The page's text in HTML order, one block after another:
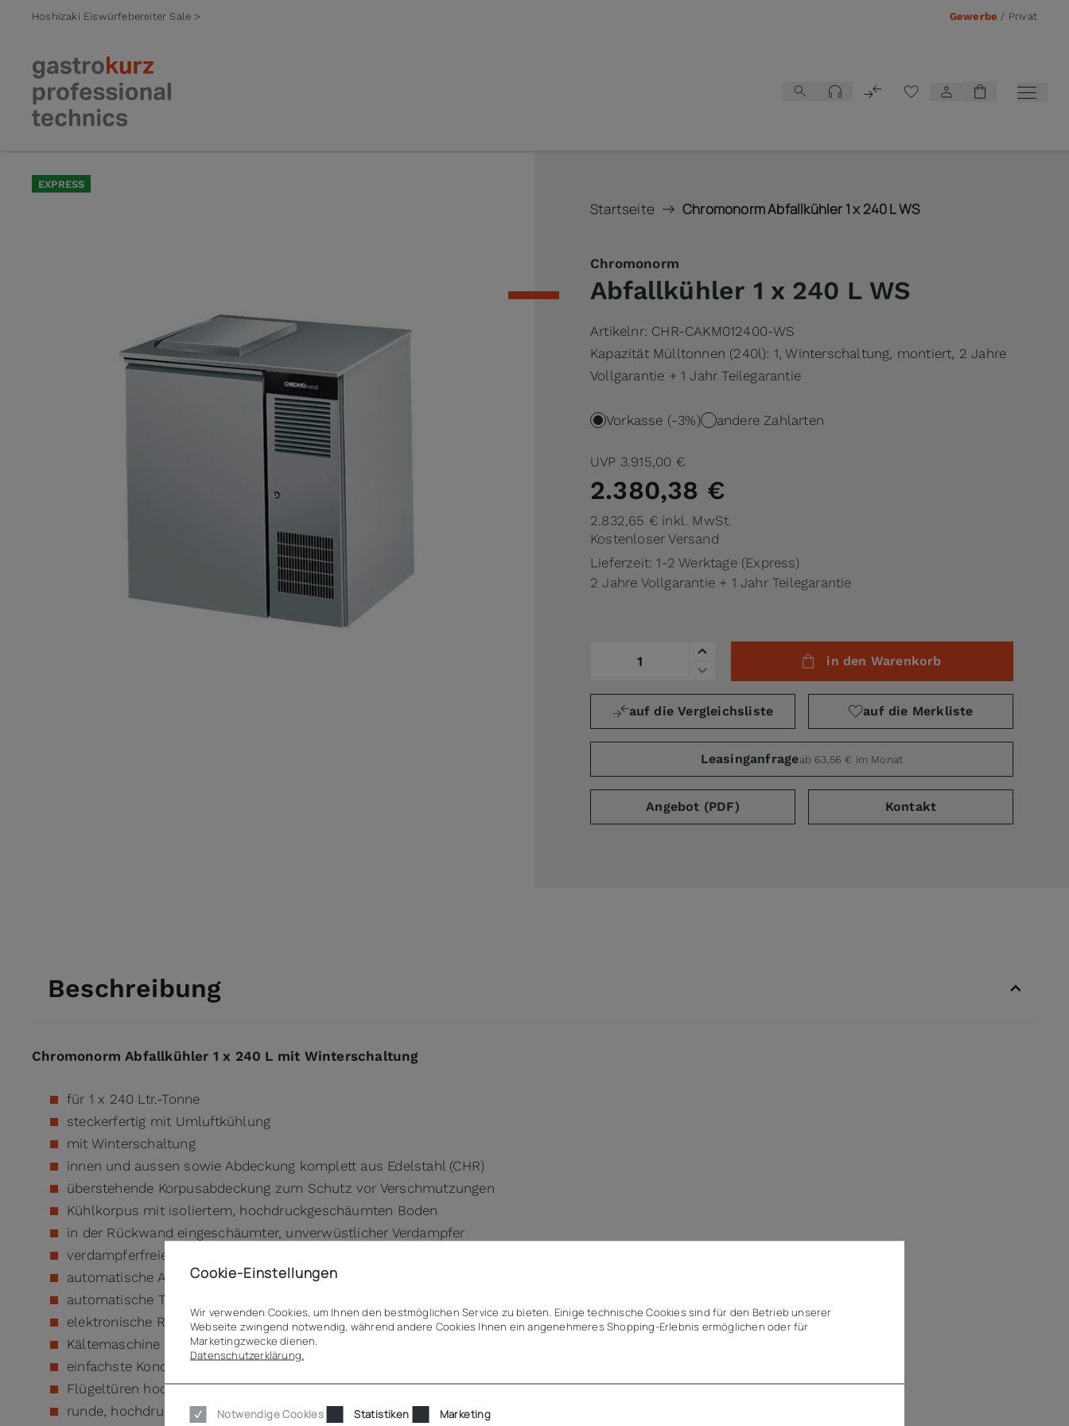
Hoshizaki Eiswürfebereiter Sale > Gewerbe / Privat
EXPRESS
Startseite Chromonorm Abfallkühler 1 x 240 L WS
Chromonorm
Abfallkühler 1 x 240 L WS
Artikelnr: CHR-CAKM012400-WS
Kapazität Mülltonnen (240l): 1, Winterschaltung, montiert, 2 Jahre
Vollgarantie + 1 Jahr Teilegarantie
Vorkasse (-3%) andere Zahlarten
UVP 3.915,00 €
2.380,38 €
2.832,65 € inkl. MwSt.
Kostenloser Versand
Lieferzeit: 1-2 Werktage (Express)
2 Jahre Vollgarantie + 1 Jahr Teilegarantie
in den Warenkorb
auf die Vergleichsliste auf die Merkliste
Angebot (PDF)
Leasinganfrageab 63,56 € im Monat
Kontakt
Beschreibung
Chromonorm Abfallkühler 1 x 240 L mit Winterschaltung
für 1 x 240 Ltr.-Tonne
steckerfertig mit Umluftkühlung
mit Winterschaltung
innen und aussen sowie Abdeckung komplett aus Edelstahl (CHR)
überstehende Korpusabdeckung zum Schutz vor Verschmutzungen
Kühlkorpus mit isoliertem, hochdruckgeschäumten Boden
in der Rückwand eingeschäumter, unverwüstlicher Verdampfer
verdampferfreier Innenraum
automatische Abtauung
automatische Tauwasserverdunstung
elektronische Regelung mit Digitalanzeige hinter dem Maschinenfach
Kältemaschine für Servicezwecke beweglich montiert
einfachste Kondensatorreinigung möglich
Flügeltüren hochdruckgeschäumt mit integrierter Griffleiste
runde, hochdruckgeschäumte Einwurfklappen
Cookie-Einstellungen
Wir verwenden Cookies, um Ihnen den bestmöglichen Service zu bieten. Einige technische Cookies sind für den Betrieb unserer
Webseite zwingend notwendig, während andere Cookies Ihnen ein angenehmeres Shopping-Erlebnis ermöglichen oder für
Marketingzwecke dienen.
Datenschutzerklärung.
Notwendige Cookies Statistiken Marketing